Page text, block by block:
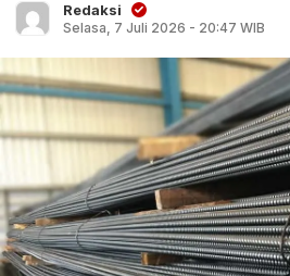
Redaksi
Selasa, 7 Juli 2026 - 20:47 WIB